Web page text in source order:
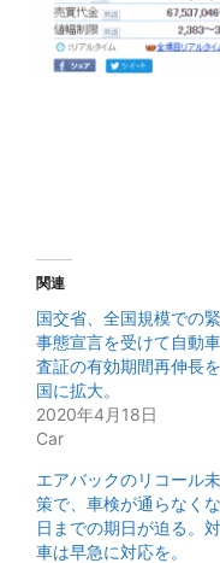
関連
国交省、全国規模での
事態宣言を受けて自動
査証の有効期間再伸長
国に拡大。
2020年4月18日
Car
エアバックのリコール
策で、車検が通らなく
日までの期日が迫る。
車は早急に対応を。